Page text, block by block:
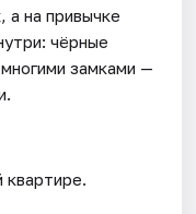
а на привычке
чёрные
замками —